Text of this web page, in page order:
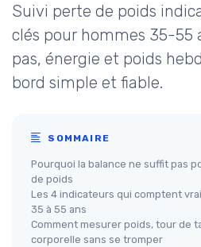
Suivi perte de poids
clés pour hommes 35-55
pas, énergie et poids
bord simple et fiable.
SOMMAIRE
Pourquoi la balance ne suffit pas
de poids
Les 4 indicateurs qui comptent
35 à 55 ans
Comment mesurer poids, tour de
corporelle sans se tromper